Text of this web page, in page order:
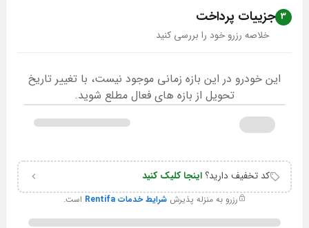
3 جزییات پرداخت
خلاصه رزرو خود را بررسی کنید
این خودرو در این بازه زمانی موجود نیست، با تغییر تاریخ
تحویل از بازه های فعال مطلع شوید.
کد تخفیف دارید؟اینجا کلیک کنید
رزرو به منزله پذیرششرایط خدمات Rentifa است.